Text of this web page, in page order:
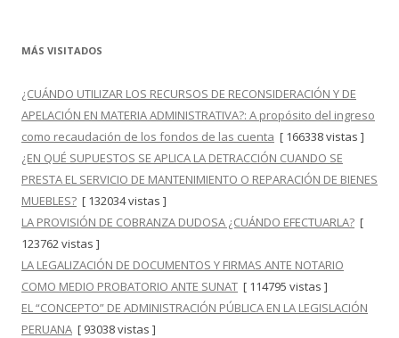
MÁS VISITADOS
¿CUÁNDO UTILIZAR LOS RECURSOS DE RECONSIDERACIÓN Y DE
APELACIÓN EN MATERIA ADMINISTRATIVA?: A propósito del ingreso
como recaudación de los fondos de las cuenta [ 166338 vistas ]
¿EN QUÉ SUPUESTOS SE APLICA LA DETRACCIÓN CUANDO SE
PRESTA EL SERVICIO DE MANTENIMIENTO O REPARACIÓN DE BIENES
MUEBLES? [ 132034 vistas ]
LA PROVISIÓN DE COBRANZA DUDOSA ¿CUÁNDO EFECTUARLA? [
123762 vistas ]
LA LEGALIZACIÓN DE DOCUMENTOS Y FIRMAS ANTE NOTARIO
COMO MEDIO PROBATORIO ANTE SUNAT [ 114795 vistas ]
EL “CONCEPTO” DE ADMINISTRACIÓN PÚBLICA EN LA LEGISLACIÓN
PERUANA [ 93038 vistas ]